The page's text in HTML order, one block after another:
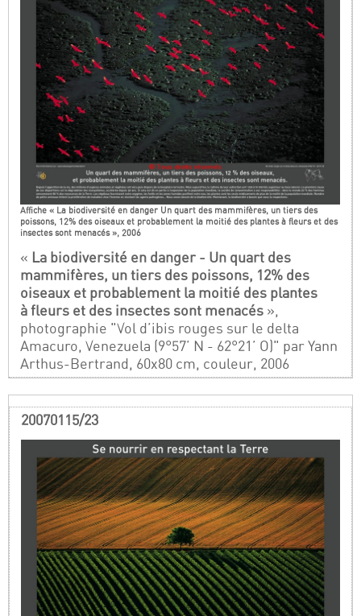
Affiche « La biodiversité en danger Un quart des mammifères, un tiers des
poissons, 12% des oiseaux et probablement la moitié des plantes à fleurs et des
insectes sont menacés », 2006
« La biodiversité en danger - Un quart des
mammifères, un tiers des poissons, 12% des
oiseaux et probablement la moitié des plantes
à fleurs et des insectes sont menacés »,
photographie "Vol d’ibis rouges sur le delta
Amacuro, Venezuela (9°57’ N - 62°21’ O)" par Yann
Arthus-Bertrand, 60x80 cm, couleur, 2006
20070115/23